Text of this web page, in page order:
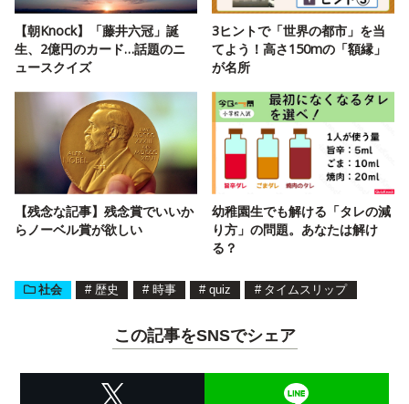
【朝Knock】「藤井六冠」誕
生、2億円のカード…話題のニ
ュースクイズ
3ヒントで「世界の都市」を当
てよう！高さ150mの「額縁」
が名所
【残念な記事】残念賞でいいか
らノーベル賞が欲しい
幼稚園生でも解ける「タレの減
り方」の問題。あなたは解け
る？
社会 # 歴史 # 時事 # quiz # タイムスリップ
この記事をSNSでシェア